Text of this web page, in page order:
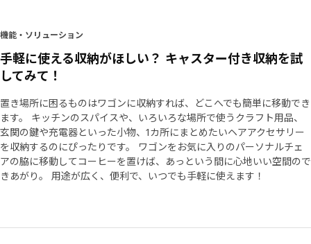
機能・ソリューション
手軽に使える収納がほしい？ キャスター付き収納を試
してみて！
置き場所に困るものはワゴンに収納すれば、どこへでも簡単に移動でき
ます。 キッチンのスパイスや、いろいろな場所で使うクラフト用品、
玄関の鍵や充電器といった小物、1カ所にまとめたいヘアアクセサリー
を収納するのにぴったりです。 ワゴンをお気に入りのパーソナルチェ
アの脇に移動してコーヒーを置けば、あっという間に心地いい空間ので
きあがり。 用途が広く、便利で、いつでも手軽に使えます！